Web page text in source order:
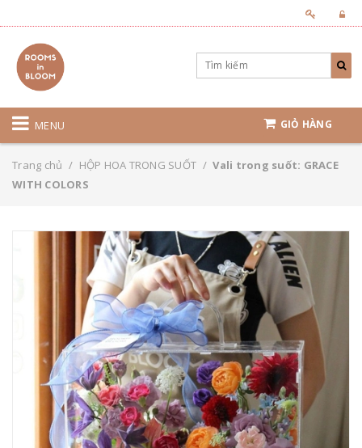
MENU GIỎ HÀNG
Trang chủ / HỘP HOA TRONG SUỐT / Vali trong suốt: GRACE
WITH COLORS